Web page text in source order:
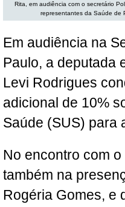
Rita, em audiência com o secretário
representantes da Saúde de
Em audiência na
Paulo, a deputada
Levi Rodrigues
adicional de 10%
Saúde (SUS) para
No encontro com
também na
Rogéria Gomes, e